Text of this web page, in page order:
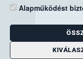
Alapműködést
E-